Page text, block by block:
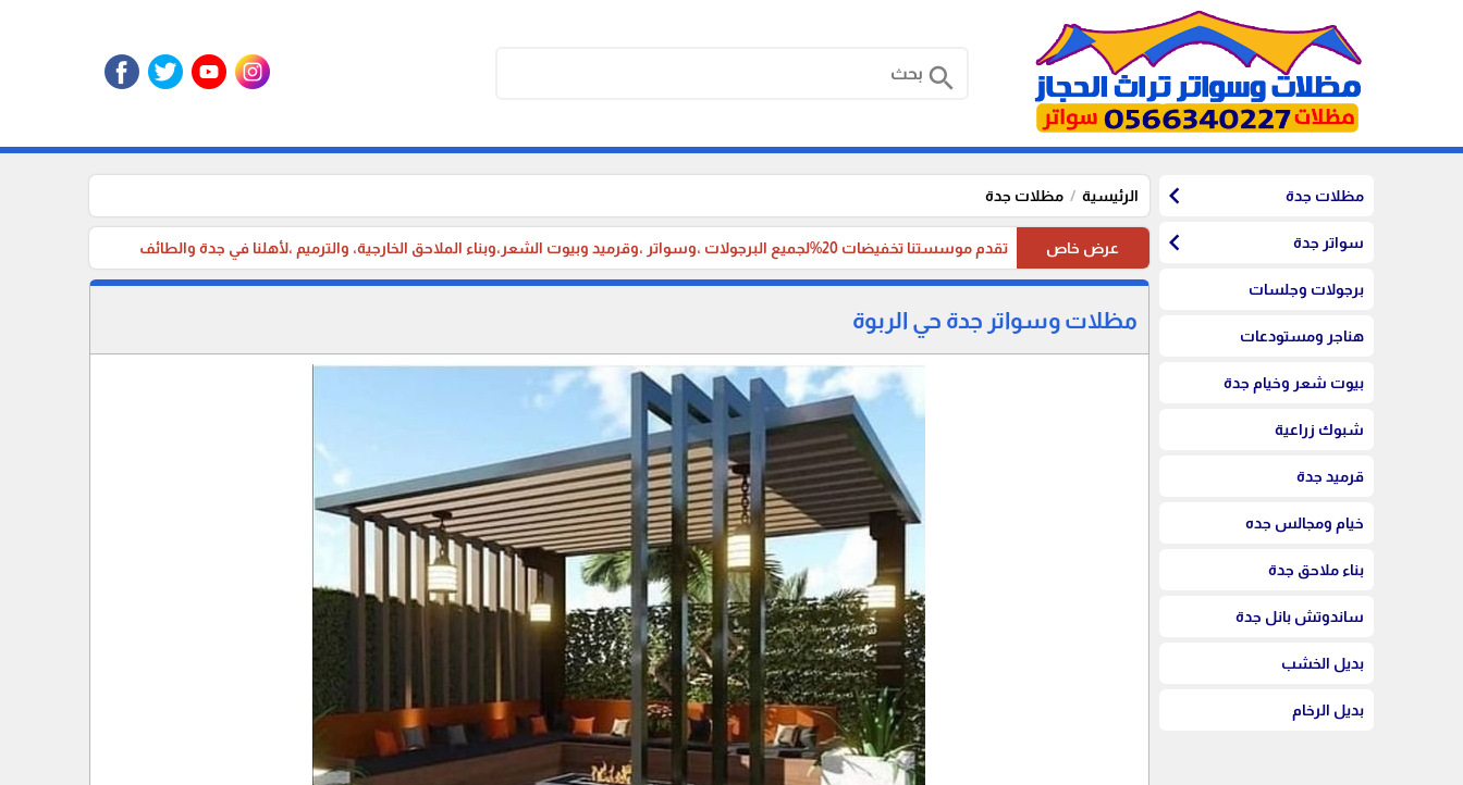
search
مظلات جدة chevron_left
سواتر جدة chevron_left
برجولات وجلسات
هناجر ومستودعات
بيوت شعر وخيام جدة
شبوك زراعية
قرميد جدة
خيام ومجالس جده
بناء ملاحق جدة
ساندوتش بانل جدة
بديل الخشب
بديل الرخام
الرئيسية مظلات جدة
عرض خاص تقدم موسستنا تخفيضات 20%لجميع البرجولات ،وسواتر ،وقرميد وبيوت الشعر،وبناء الملاحق الخارجية، والترميم ،لأهلنا في جدة والطائف
مظلات وسواتر جدة حي الربوة